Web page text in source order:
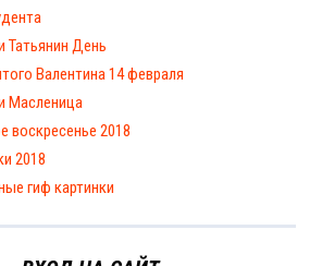
Татьянин День
Валентина 14 февраля
Масленица
воскресенье 2018
2018
гиф картинки